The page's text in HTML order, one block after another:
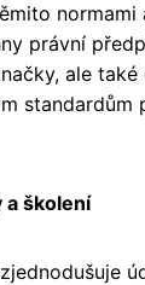
normami
právní
ale
standardům
a školení